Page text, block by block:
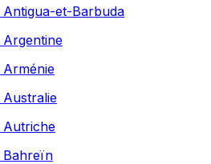
Antigua-et-Barbuda
Argentine
Arménie
Australie
Autriche
Bahreïn